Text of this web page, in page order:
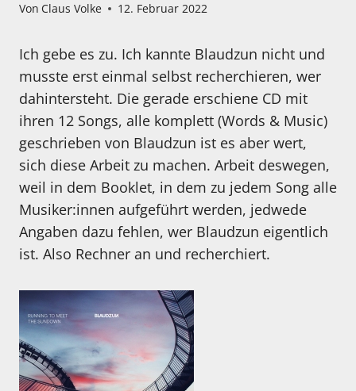
Von Claus Volke 12. Februar 2022
Ich gebe es zu. Ich kannte Blaudzun nicht und
musste erst einmal selbst recherchieren, wer
dahintersteht. Die gerade erschiene CD mit
ihren 12 Songs, alle komplett (Words & Music)
geschrieben von Blaudzun ist es aber wert,
sich diese Arbeit zu machen. Arbeit deswegen,
weil in dem Booklet, in dem zu jedem Song alle
Musiker:innen aufgeführt werden, jedwede
Angaben dazu fehlen, wer Blaudzun eigentlich
ist. Also Rechner an und recherchiert.